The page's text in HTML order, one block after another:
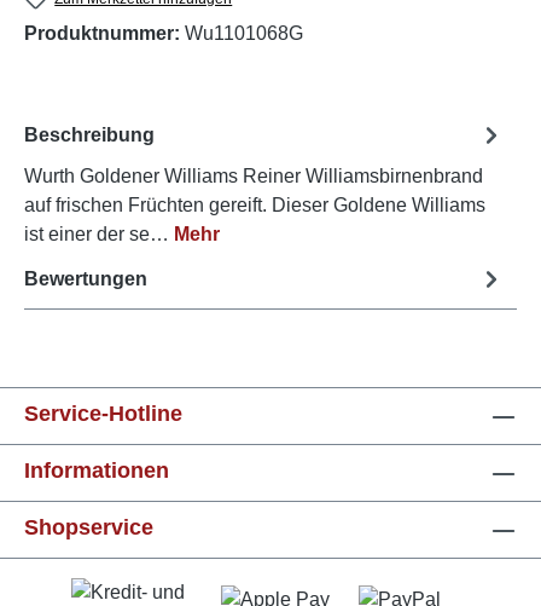
Produktnummer: Wu1101068G
Beschreibung
Wurth Goldener Williams Reiner Williamsbirnenbrand
auf frischen Früchten gereift. Dieser Goldene Williams
ist einer der se… Mehr
Bewertungen
Service-Hotline
Informationen
Shopservice